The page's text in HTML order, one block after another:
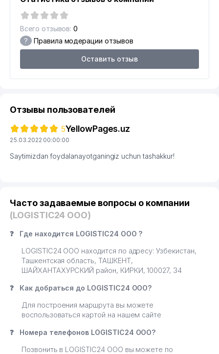
Всего отзывов: 0
? Правила модерации отзывов
Оставить отзыв
Отзывы пользователей
5YellowPages.uz
25.03.2022 00:00:00
Saytimizdan foydalanayotganingiz uchun tashakkur!
Часто задаваемые вопросы о компании
(LOGISTIC24 ООО)
❓ Где находится LOGISTIC24 ООО ?
LOGISTIC24 ООО находится по адресу: Узбекистан,
Ташкентская область, ТАШКЕНТ,
ШАЙХАНТАХУРСКИЙ район, КИРКИ, 100027, 34
❓ Как добраться до LOGISTIC24 ООО?
Для построения маршрута вы можете
воспользоваться картой на нашем сайте
❓ Номера телефонов LOGISTIC24 ООО?
Позвонить в LOGISTIC24 ООО вы можете по